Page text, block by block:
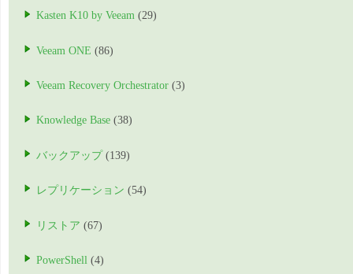
Kasten K10 by Veeam (29)
Veeam ONE (86)
Veeam Recovery Orchestrator (3)
Knowledge Base (38)
バックアップ (139)
レプリケーション (54)
リストア (67)
PowerShell (4)